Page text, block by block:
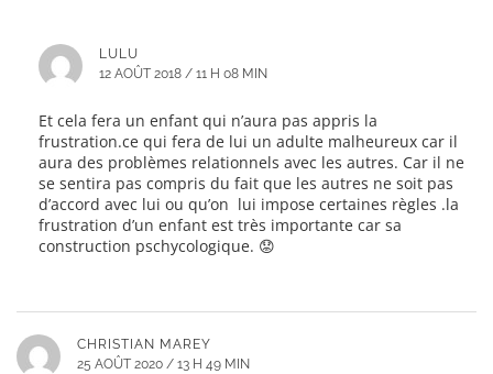
LULU
12 AOÛT 2018 / 11 H 08 MIN
Et cela fera un enfant qui n’aura pas appris la
frustration.ce qui fera de lui un adulte malheureux car il
aura des problèmes relationnels avec les autres. Car il ne
se sentira pas compris du fait que les autres ne soit pas
d’accord avec lui ou qu’on lui impose certaines règles .la
frustration d’un enfant est très importante car sa
construction pschycologique. 😟
CHRISTIAN MAREY
25 AOÛT 2020 / 13 H 49 MIN